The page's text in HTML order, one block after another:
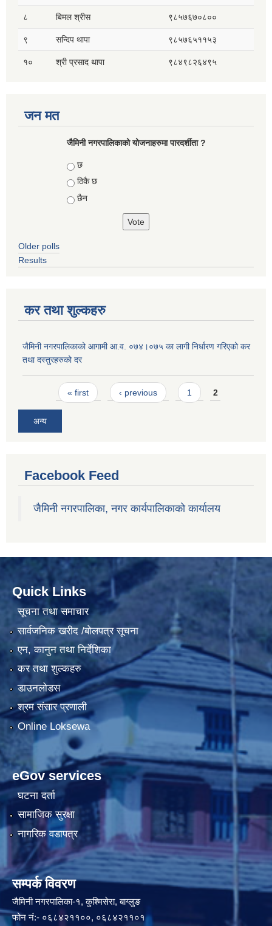
८ बिमल श्रीस ९८५७६७०८००
९ सन्दिप थापा ९८५७६५११५३
१० श्री प्रसाद थापा ९८४९८२६४९५
जन मत
जैमिनी नगरपालिकाको योजनाहरुमा पारदर्शीता ?
Choices
छ
ठिकै छ
छैन
Older polls
Results
कर तथा शुल्कहरु
जैमिनी नगरपालिकाको आगामी आ.व. ०७४।०७५ का लागी निर्धारण गरिएको कर
तथा दस्तुरहरुको दर
Pages« first ‹ previous 1 2
अन्य
Facebook Feed
जैमिनी नगरपालिका, नगर कार्यपालिकाको कार्यालय
Quick Links
सूचना तथा समाचार
सार्वजनिक खरीद /बोलपत्र सूचना
एन, कानुन तथा निर्देशिका
कर तथा शुल्कहरु
डाउनलोडस
श्रम संसार प्रणाली
Online Loksewa
eGov services
घटना दर्ता
सामाजिक सुरक्षा
नागरिक वडापत्र
सम्पर्क विवरण
जैमिनी नगरपालिका-१, कुश्मिसेरा, बाग्लुङ
फोन नं:- ०६८४२११००, ०६८४२११०१